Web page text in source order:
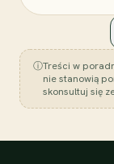
ⓘTreści w
nie stanowią
skonsultuj się